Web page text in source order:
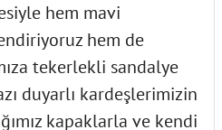
hem mavi
hem de
tekerlekli sandalye
duyarlı kardeşlerimizin
kapaklarla ve kendi